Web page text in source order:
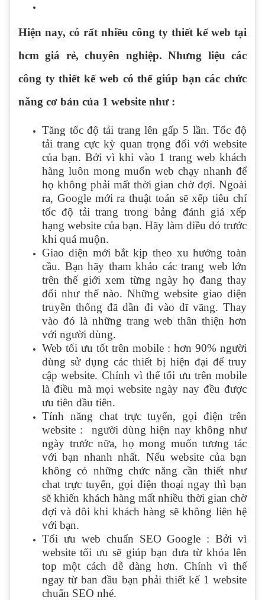
Hiện nay, có rất nhiều công ty thiết kế web tại
hcm giá rẻ, chuyên nghiệp. Nhưng liệu các
công ty thiết kế web có thể giúp bạn các chức
năng cơ bản của 1 website như :
Tăng tốc độ tải trang lên gấp 5 lần. Tốc độ
tải trang cực kỳ quan trọng đối với website
của bạn. Bởi vì khi vào 1 trang web khách
hàng luôn mong muốn web chạy nhanh để
họ không phải mất thời gian chờ đợi. Ngoài
ra, Google mới ra thuật toán sẽ xếp tiêu chí
tốc độ tải trang trong bảng đánh giá xếp
hạng website của bạn. Hãy làm điều đó trước
khi quá muộn.
Giao diện mới bắt kịp theo xu hướng toàn
cầu. Bạn hãy tham khảo các trang web lớn
trên thế giới xem từng ngày họ đang thay
đổi như thế nào. Những website giao diện
truyền thống đã dần đi vào dĩ vãng. Thay
vào đó là những trang web thân thiện hơn
với người dùng.
Web tối ưu tốt trên mobile : hơn 90% người
dùng sử dụng các thiết bị hiện đại để truy
cập website. Chính vì thế tối ưu trên mobile
là điều mà mọi website ngày nay đều được
ưu tiên đầu tiên.
Tính năng chat trực tuyến, gọi điện trên
website : người dùng hiện nay không như
ngày trước nữa, họ mong muốn tương tác
với bạn nhanh nhất. Nếu website của bạn
không có những chức năng cần thiết như
chat trực tuyến, gọi điện thoại ngay thì bạn
sẽ khiến khách hàng mất nhiều thời gian chờ
đợi và đôi khi khách hàng sẽ không liên hệ
với bạn.
Tối ưu web chuẩn SEO Google : Bởi vì
website tối ưu sẽ giúp bạn đưa từ khóa lên
top một cách dễ dàng hơn. Chính vì thế
ngay từ ban đầu bạn phải thiết kế 1 website
chuẩn SEO nhé.